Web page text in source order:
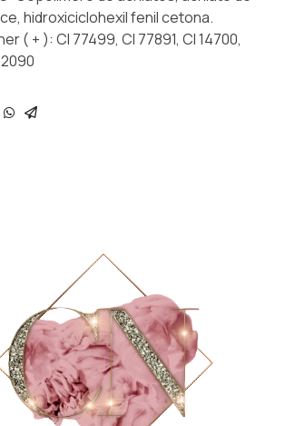
hidroxiciclohexil fenil cetona.
( + ): CI 77499, CI 77891, CI 14700,